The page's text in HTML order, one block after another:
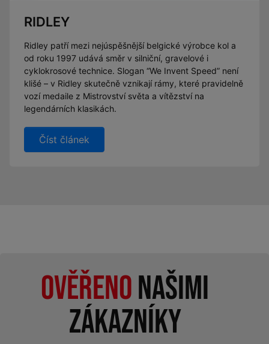
RIDLEY
Ridley patří mezi nejúspěšnější belgické výrobce kol a
od roku 1997 udává směr v silniční, gravelové i
cyklokrosové technice. Slogan “We Invent Speed” není
klišé – v Ridley skutečně vznikají rámy, které pravidelně
vozí medaile z Mistrovství světa a vítězství na
legendárních klasikách.
Číst článek
Ověřenonašimi
zákazníky